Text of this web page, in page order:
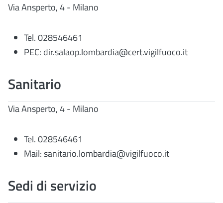
Via Ansperto, 4 - Milano
Tel. 028546461
PEC: dir.salaop.lombardia@cert.vigilfuoco.it
Sanitario
Via Ansperto, 4 - Milano
Tel. 028546461
Mail: sanitario.lombardia@vigilfuoco.it
Sedi di servizio